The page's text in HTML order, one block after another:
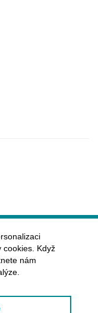
cookies. Když
nám